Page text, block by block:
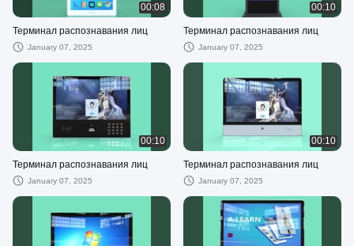
00:08
Терминал распознавания лиц
January 07, 2025
00:10
Терминал распознавания лиц
January 07, 2025
00:10
Терминал распознавания лиц
January 07, 2025
00:10
Терминал распознавания лиц
January 07, 2025